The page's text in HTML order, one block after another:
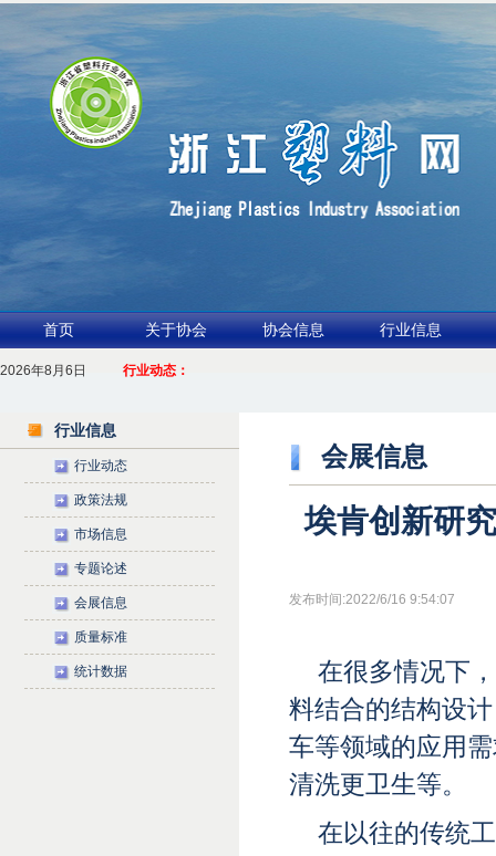
首页 关于协会 协会信息 行业信息
2026年8月6日 行业动态：
1.聚力产业链 共启新征程
行业信息
行业动态
政策法规
市场信息
专题论述
会展信息
质量标准
统计数据
会展信息
埃肯创新研
发布时间:2022/6/16 9:54:07
在很多情况下
料结合的结构设
车等领域的应用
清洗更卫生等。
在以往的传统